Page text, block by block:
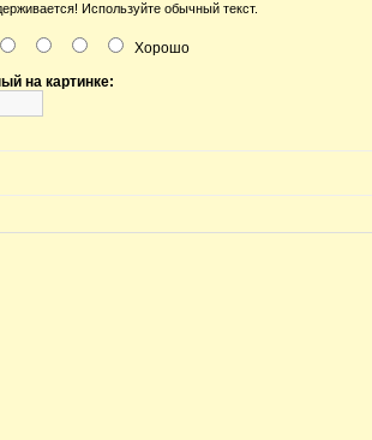
Используйте обычный текст.
Хорошо
на картинке: